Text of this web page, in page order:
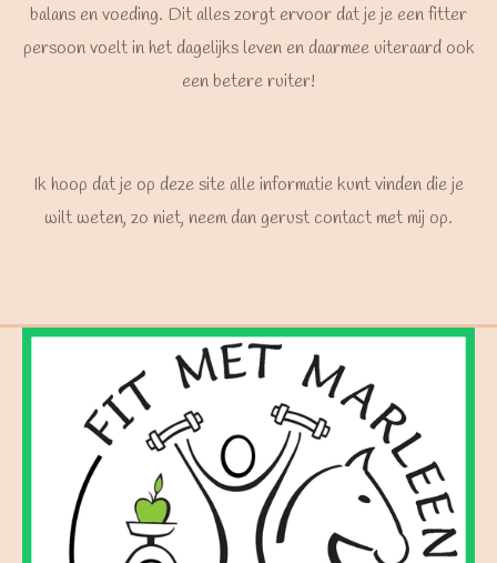
balans en voeding. Dit alles zorgt ervoor dat je je een fitter
persoon voelt in het dagelijks leven en daarmee uiteraard ook
een betere ruiter!
Ik hoop dat je op deze site alle informatie kunt vinden die je
wilt weten, zo niet, neem dan gerust contact met mij op.